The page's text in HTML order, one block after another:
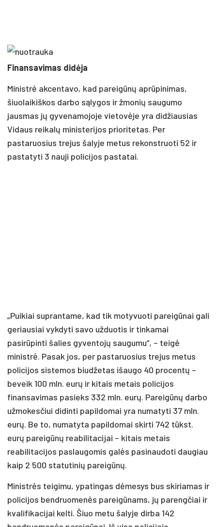
Finansavimas didėja
Ministrė akcentavo, kad pareigūnų aprūpinimas,
šiuolaikiškos darbo sąlygos ir žmonių saugumo
jausmas jų gyvenamojoje vietovėje yra didžiausias
Vidaus reikalų ministerijos prioritetas. Per
pastaruosius trejus šalyje metus rekonstruoti 52 ir
pastatyti 3 nauji policijos pastatai.
„Puikiai suprantame, kad tik motyvuoti pareigūnai gali
geriausiai vykdyti savo užduotis ir tinkamai
pasirūpinti šalies gyventojų saugumu“, – teigė
ministrė. Pasak jos, per pastaruosius trejus metus
policijos sistemos biudžetas išaugo 40 procentų –
beveik 100 mln. eurų ir kitais metais policijos
finansavimas pasieks 332 mln. eurų. Pareigūnų darbo
užmokesčiui didinti papildomai yra numatyti 37 mln.
eurų. Be to, numatyta papildomai skirti 742 tūkst.
eurų pareigūnų reabilitacijai – kitais metais
reabilitacijos paslaugomis galės pasinaudoti daugiau
kaip 2 500 statutinių pareigūnų.
Ministrės teigimu, ypatingas dėmesys bus skiriamas ir
policijos bendruomenės pareigūnams, jų parengčiai ir
kvalifikacijai kelti. Šiuo metu šalyje dirba 142